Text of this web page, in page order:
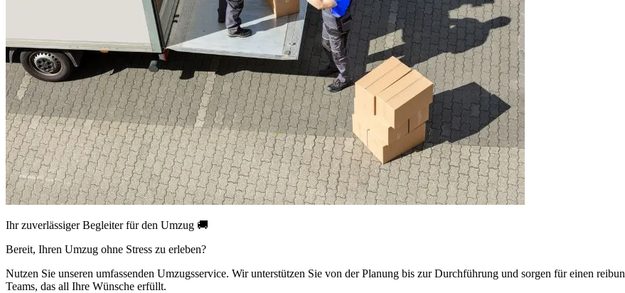
Ihr zuverlässiger Begleiter für den Umzug 🚚
Bereit, Ihren Umzug ohne Stress zu erleben?
Nutzen Sie unseren umfassenden Umzugsservice. Wir unterstützen Sie von der Planung bis zur Durchführung und sorgen für einen
Teams, das all Ihre Wünsche erfüllt.